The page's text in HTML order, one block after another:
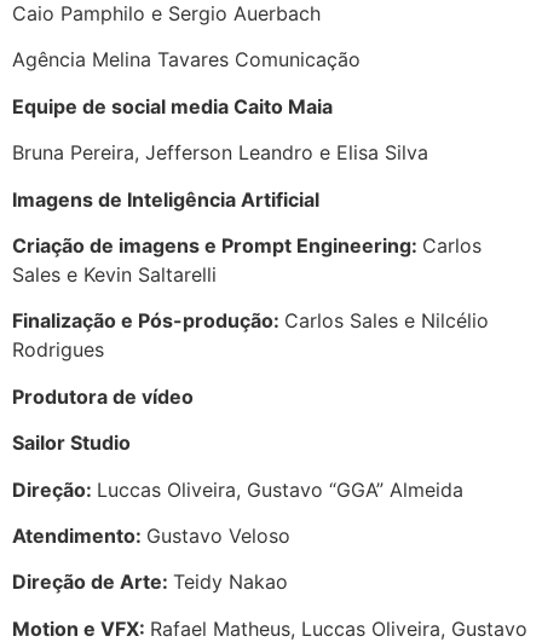
Caio Pamphilo e Sergio Auerbach
Agência Melina Tavares Comunicação
Equipe de social media Caito Maia
Bruna Pereira, Jefferson Leandro e Elisa Silva
Imagens de Inteligência Artificial
Criação de imagens e Prompt Engineering: Carlos
Sales e Kevin Saltarelli
Finalização e Pós-produção: Carlos Sales e Nilcélio
Rodrigues
Produtora de vídeo
Sailor Studio
Direção: Luccas Oliveira, Gustavo “GGA” Almeida
Atendimento: Gustavo Veloso
Direção de Arte: Teidy Nakao
Motion e VFX: Rafael Matheus, Luccas Oliveira, Gustavo